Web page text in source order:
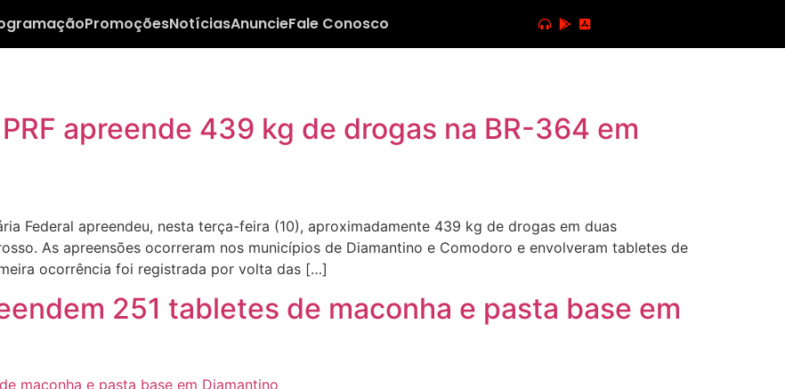
PromoçõesNotíciasAnuncieFale Conosco
apreende 439 kg de drogas na BR-364 em
Federal apreendeu, nesta terça-feira (10), aproximadamente 439 kg de drogas em duas
As apreensões ocorreram nos municípios de Diamantino e Comodoro e envolveram tabletes de
ocorrência foi registrada por volta das […]
251 tabletes de maconha e pasta base em